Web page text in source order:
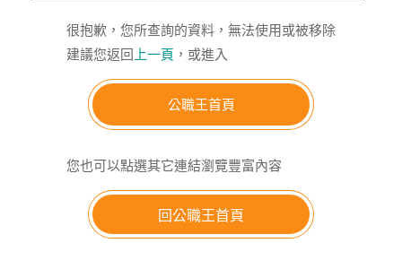
很抱歉，您所查詢的資料，無法使用或被移除
建議您返回 上一頁 ，或進入
公職王首頁
您也可以點選其它連結瀏覽豐富內容
回公職王首頁